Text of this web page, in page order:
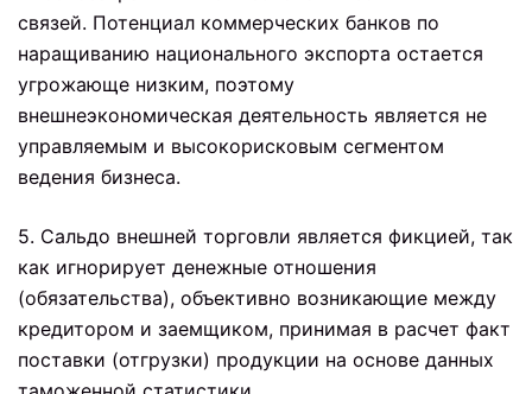
связей. Потенциал коммерческих банков по
наращиванию национального экспорта остается
угрожающе низким, поэтому
внешнеэкономическая деятельность является не
управляемым и высокорисковым сегментом
ведения бизнеса.
5. Сальдо внешней торговли является фикцией, так
как игнорирует денежные отношения
(обязательства), объективно возникающие между
кредитором и заемщиком, принимая в расчет факт
поставки (отгрузки) продукции на основе данных